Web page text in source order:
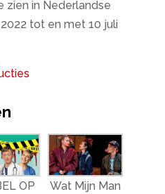
zien in Nederlandse
tot en met 10 juli
OP
Wat Mijn Man